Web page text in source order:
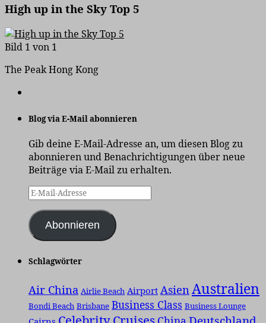
High up in the Sky Top 5
Bild 1 von 1
The Peak Hong Kong
Blog via E-Mail abonnieren
Gib deine E-Mail-Adresse an, um diesen Blog zu
abonnieren und Benachrichtigungen über neue
Beiträge via E-Mail zu erhalten.
E-
Adresse
Abonnieren
Schlagwörter
Air China Airlie Beach Airport AsienAustralien
Bondi Beach Brisbane Business Class Business Lounge